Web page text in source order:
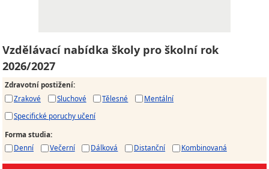
Vzdělávací nabídka školy pro školní rok
2026/2027
Zdravotní postižení:
Zrakové
Sluchové Tělesné
Mentální
Specifické poruchy učení
Forma studia:
Denní
Večerní Dálková Distanční Kombinovaná